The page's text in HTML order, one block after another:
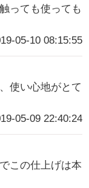
っても使っても
05-10 08:15:55
使い心地がとて
05-09 22:40:24
この仕上げは本